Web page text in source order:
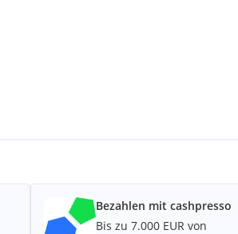
Bezahlen mit cashpresso
Bis zu 7.000 EUR von